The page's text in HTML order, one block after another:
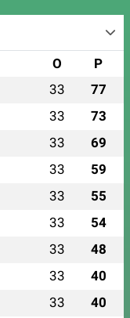
O P
33 77
33 73
33 69
33 59
33 55
33 54
33 48
33 40
33 40